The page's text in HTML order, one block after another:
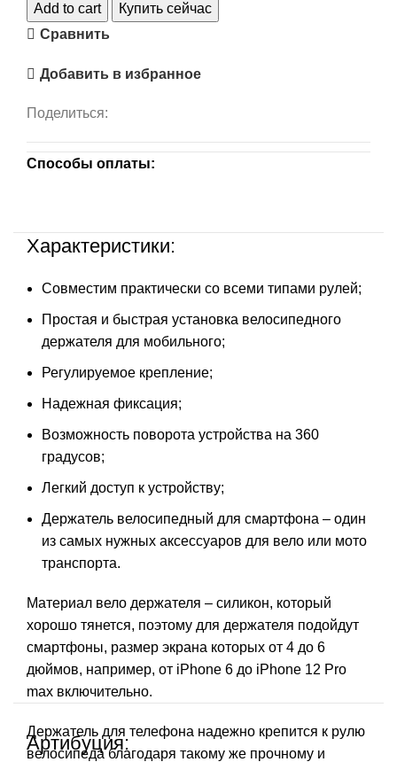
Add to cart
Купить сейчас
Сравнить
Добавить в избранное
Поделиться:
Способы оплаты:
Характеристики:
Совместим практически со всеми типами рулей;
Простая и быстрая установка велосипедного
держателя для мобильного;
Регулируемое крепление;
Надежная фиксация;
Возможность поворота устройства на 360
градусов;
Легкий доступ к устройству;
Держатель велосипедный для смартфона – один
из самых нужных аксессуаров для вело или мото
транспорта.
Материал вело держателя – силикон, который
хорошо тянется, поэтому для держателя подойдут
смартфоны, размер экрана которых от 4 до 6
дюймов, например, от iPhone 6 до iPhone 12 Pro
max включительно.
Держатель для телефона надежно крепится к рулю
велосипеда благодаря такому же прочному и
Артибуция: